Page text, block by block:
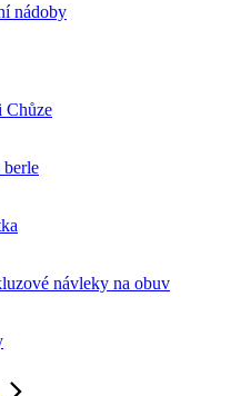
nádoby
Chůze
berle
návleky na obuv